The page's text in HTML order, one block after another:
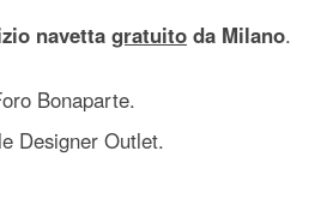
navetta gratuito da Milano.
Bonaparte.
Designer Outlet.